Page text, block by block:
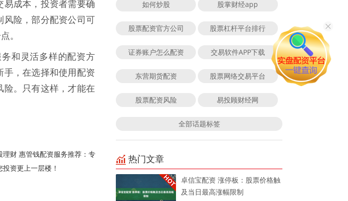
易成本，投资者需要确
风险，部分配资公司可
。
和灵活多样的配资方
手，在选择和使用配资
险。只有这样，才能在
理财 惠管钱配资服务推荐：专
资更上一层楼！
如何炒股 股掌财经app
股票配资官方公司 股票杠杆平台排行
证券账户怎么配资 交易软件APP下载
东营期货配资 股票网络交易平台
股票配资风险 易投顾财经网
全部话题标签
热门文章
卓信宝配资 涨停板：股票价格触
及当日最高涨幅限制